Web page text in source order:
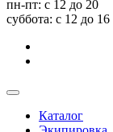
пн-пт: с 12 до 20
суббота: c 12 до 16
Каталог